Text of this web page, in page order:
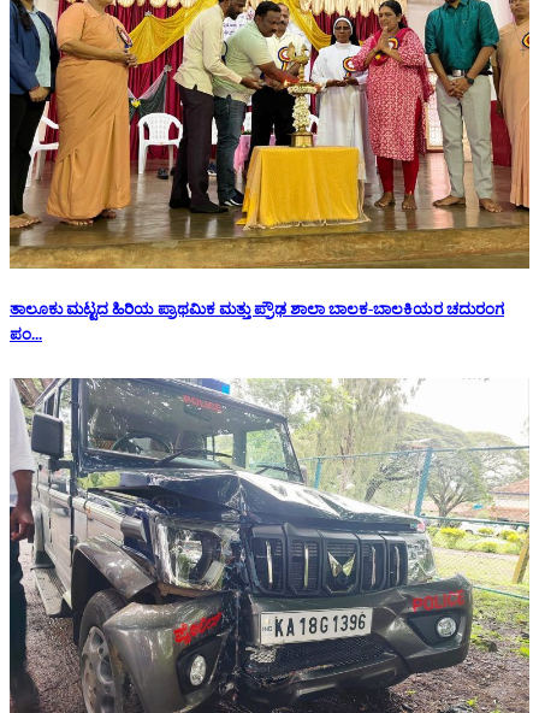
ತಾಲೂಕು ಮಟ್ಟದ ಹಿರಿಯ ಪ್ರಾಥಮಿಕ ಮತ್ತು ಪ್ರೌಢ ಶಾಲಾ ಬಾಲಕ-ಬಾಲಕಿಯರ ಚದುರಂಗ
ಪಂ...